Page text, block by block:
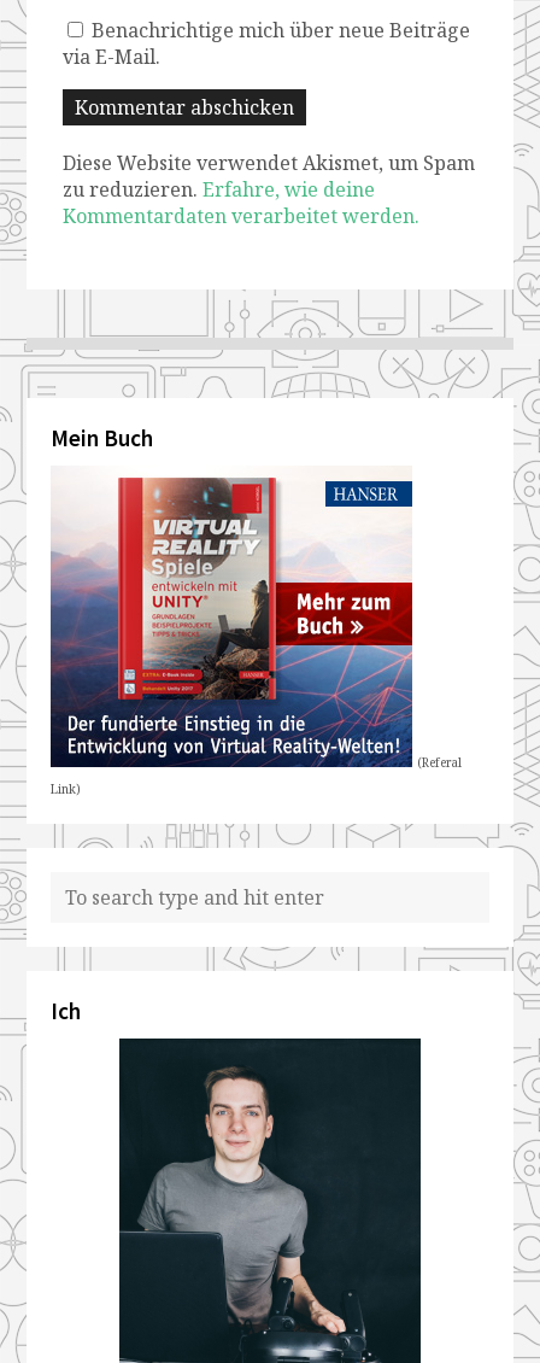
Benachrichtige mich über neue Beiträge
via E-Mail.
Diese Website verwendet Akismet, um Spam
zu reduzieren.Erfahre, wie deine
Kommentardaten verarbeitet werden.
Mein Buch
(Referal
Link)
Ich